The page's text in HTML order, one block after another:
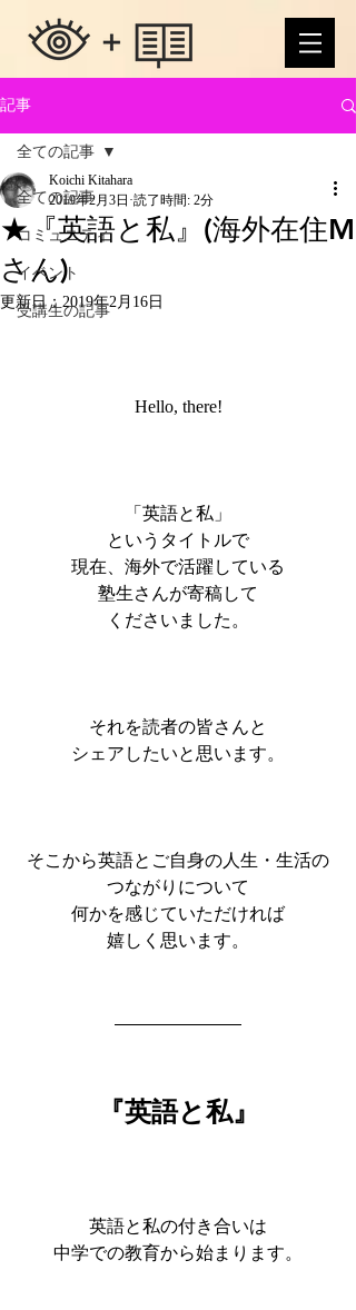
記事
全ての記事
コミュニティ
イベント
受講生の記事
全ての記事
★『英語と私』(海外在住M
さん)
Koichi Kitahara
2019年2月3日 読了時間: 2分
更新日： 2019年2月16日
Hello, there!
「英語と私」
というタイトルで
現在、海外で活躍している
塾生さんが寄稿して
くださいました。
それを読者の皆さんと
シェアしたいと思います。
そこから英語とご自身の人生・生活の
つながりについて
何かを感じていただければ
嬉しく思います。
『英語と私』
英語と私の付き合いは
中学での教育から始まります。